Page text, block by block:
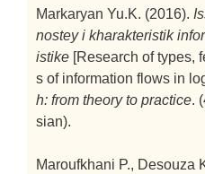
Markaryan Yu.K. (2016).
nostey i kharakteristik
istike [Research of types,
s of information flows in
h: from theory to practice.
sian).
Maroufkhani P., Desouza